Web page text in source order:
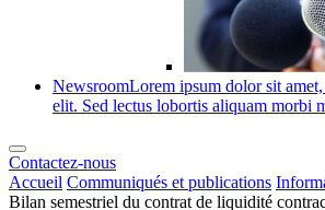
NewsroomLorem ipsum dolor sit
elit. Sed lectus lobortis aliquam morbi
Contactez-nous
Accueil Communiqués et publications
Bilan semestriel du contrat de liquidité